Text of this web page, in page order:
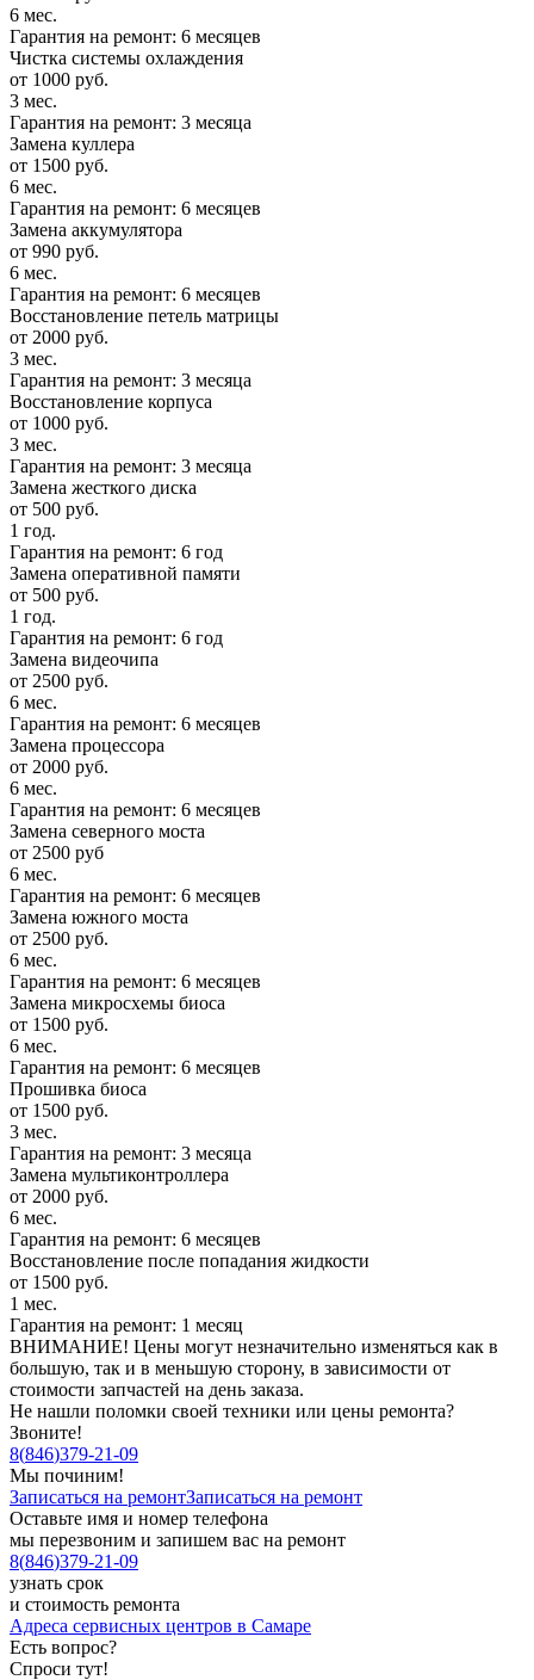
6 мес.
Гарантия на ремонт: 6 месяцев
Чистка системы охлаждения
от 1000 руб.
3 мес.
Гарантия на ремонт: 3 месяца
Замена куллера
от 1500 руб.
6 мес.
Гарантия на ремонт: 6 месяцев
Замена аккумулятора
от 990 руб.
6 мес.
Гарантия на ремонт: 6 месяцев
Восстановление петель матрицы
от 2000 руб.
3 мес.
Гарантия на ремонт: 3 месяца
Восстановление корпуса
от 1000 руб.
3 мес.
Гарантия на ремонт: 3 месяца
Замена жесткого диска
от 500 руб.
1 год.
Гарантия на ремонт: 6 год
Замена оперативной памяти
от 500 руб.
1 год.
Гарантия на ремонт: 6 год
Замена видеочипа
от 2500 руб.
6 мес.
Гарантия на ремонт: 6 месяцев
Замена процессора
от 2000 руб.
6 мес.
Гарантия на ремонт: 6 месяцев
Замена северного моста
от 2500 руб
6 мес.
Гарантия на ремонт: 6 месяцев
Замена южного моста
от 2500 руб.
6 мес.
Гарантия на ремонт: 6 месяцев
Замена микросхемы биоса
от 1500 руб.
6 мес.
Гарантия на ремонт: 6 месяцев
Прошивка биоса
от 1500 руб.
3 мес.
Гарантия на ремонт: 3 месяца
Замена мультиконтроллера
от 2000 руб.
6 мес.
Гарантия на ремонт: 6 месяцев
Восстановление после попадания жидкости
от 1500 руб.
1 мес.
Гарантия на ремонт: 1 месяц
ВНИМАНИЕ! Цены могут незначительно изменяться как в
большую, так и в меньшую сторону, в зависимости от
стоимости запчастей на день заказа.
Не нашли поломки своей техники или цены ремонта?
Звоните!
8(846)379-21-09
Мы починим!
Записаться на ремонтЗаписаться на ремонт
Оставьте имя и номер телефона
мы перезвоним и запишем вас на ремонт
8(846)379-21-09
узнать срок
и стоимость ремонта
Адреса сервисных центров в Самаре
Есть вопрос?
Спроси тут!